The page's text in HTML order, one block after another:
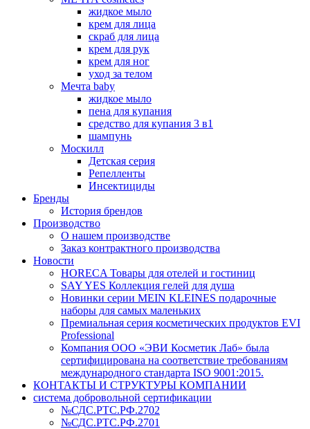
жидкое мыло
крем для лица
скраб для лица
крем для рук
крем для ног
уход за телом
Мечта baby
жидкое мыло
пена для купания
средство для купания 3 в1
шампунь
Москилл
Детская серия
Репелленты
Инсектициды
Бренды
История брендов
Производство
О нашем производстве
Заказ контрактного производства
Новости
HORECA Товары для отелей и гостиниц
SAY YES Коллекция гелей для душа
Новинки серии MEIN KLEINES подарочные
наборы для самых маленьких
Премиальная серия косметических продуктов EVI
Professional
Компания ООО «ЭВИ Косметик Лаб» была
сертифицирована на соответствие требованиям
международного стандарта ISO 9001:2015.
КОНТАКТЫ И СТРУКТУРЫ КОМПАНИИ
система добровольной сертификации
№СДС.РТС.РФ.2702
№СДС.РТС.РФ.2701